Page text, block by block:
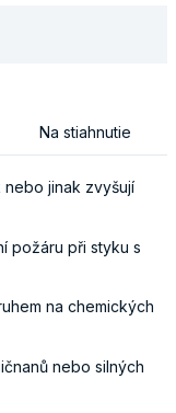
Na stiahnutie
jinak zvyšují
požáru při styku s
na chemických
nebo silných